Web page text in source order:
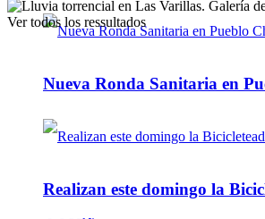
Nueva Ronda Sanitaria en
Realizan este domingo la
Ver todos los ressultados